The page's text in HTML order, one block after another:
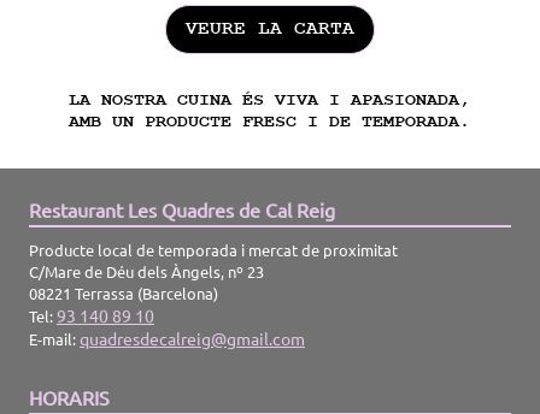
VEURE LA CARTA
LA NOSTRA CUINA ÉS VIVA I APASIONADA,
AMB UN PRODUCTE FRESC I DE TEMPORADA.
Restaurant Les Quadres de Cal Reig
Producte local de temporada i mercat de proximitat
C/Mare de Déu dels Àngels, nº 23
08221 Terrassa (Barcelona)
Tel:93 140 89 10
E-mail:quadresdecalreig@gmail.com
HORARIS